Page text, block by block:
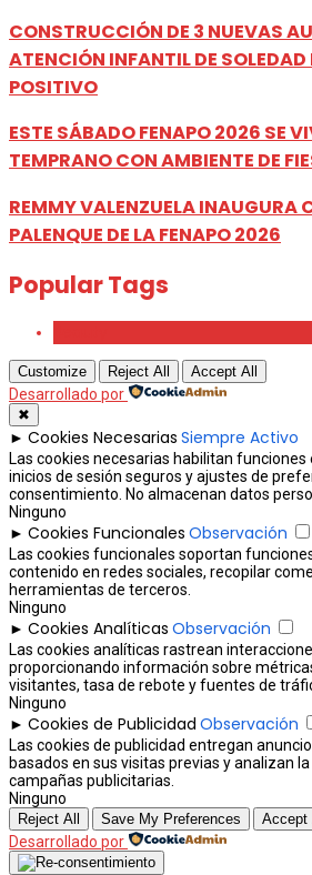
CONSTRUCCIÓN DE 3 NUEVAS
ATENCIÓN INFANTIL DE
POSITIVO
ESTE SÁBADO FENAPO 2026 SE
TEMPRANO CON AMBIENTE DE
REMMY VALENZUELA INAUGURA
PALENQUE DE LA FENAPO 2026
Popular Tags
Customize Reject All Accept All
Desarrollado por
✖
► Cookies Necesarias Siempre Activo
Las cookies necesarias habilitan
inicios de sesión seguros y ajustes de
consentimiento. No almacenan datos
Ninguno
► Cookies Funcionales Observación
Las cookies funcionales soportan
contenido en redes sociales, recopilar
herramientas de terceros.
Ninguno
► Cookies Analíticas Observación
Las cookies analíticas rastrean
proporcionando información sobre
visitantes, tasa de rebote y fuentes de
Ninguno
► Cookies de Publicidad Observación
Las cookies de publicidad entregan
basados en sus visitas previas y analizan
campañas publicitarias.
Ninguno
Reject All Save My Preferences Accept
Desarrollado por